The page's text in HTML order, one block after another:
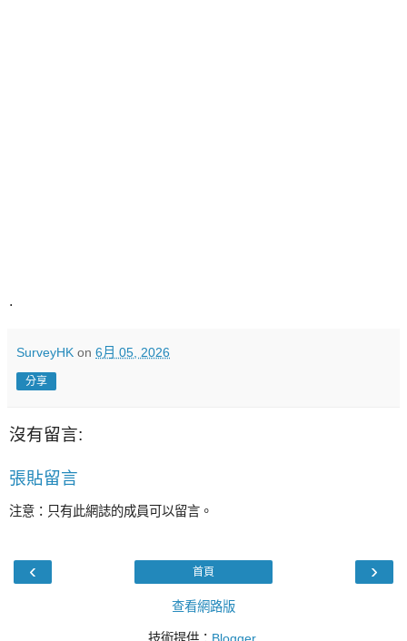
.
SurveyHK on 6月 05, 2026
分享
沒有留言:
張貼留言
注意：只有此網誌的成員可以留言。
‹ ›
首頁
查看網路版